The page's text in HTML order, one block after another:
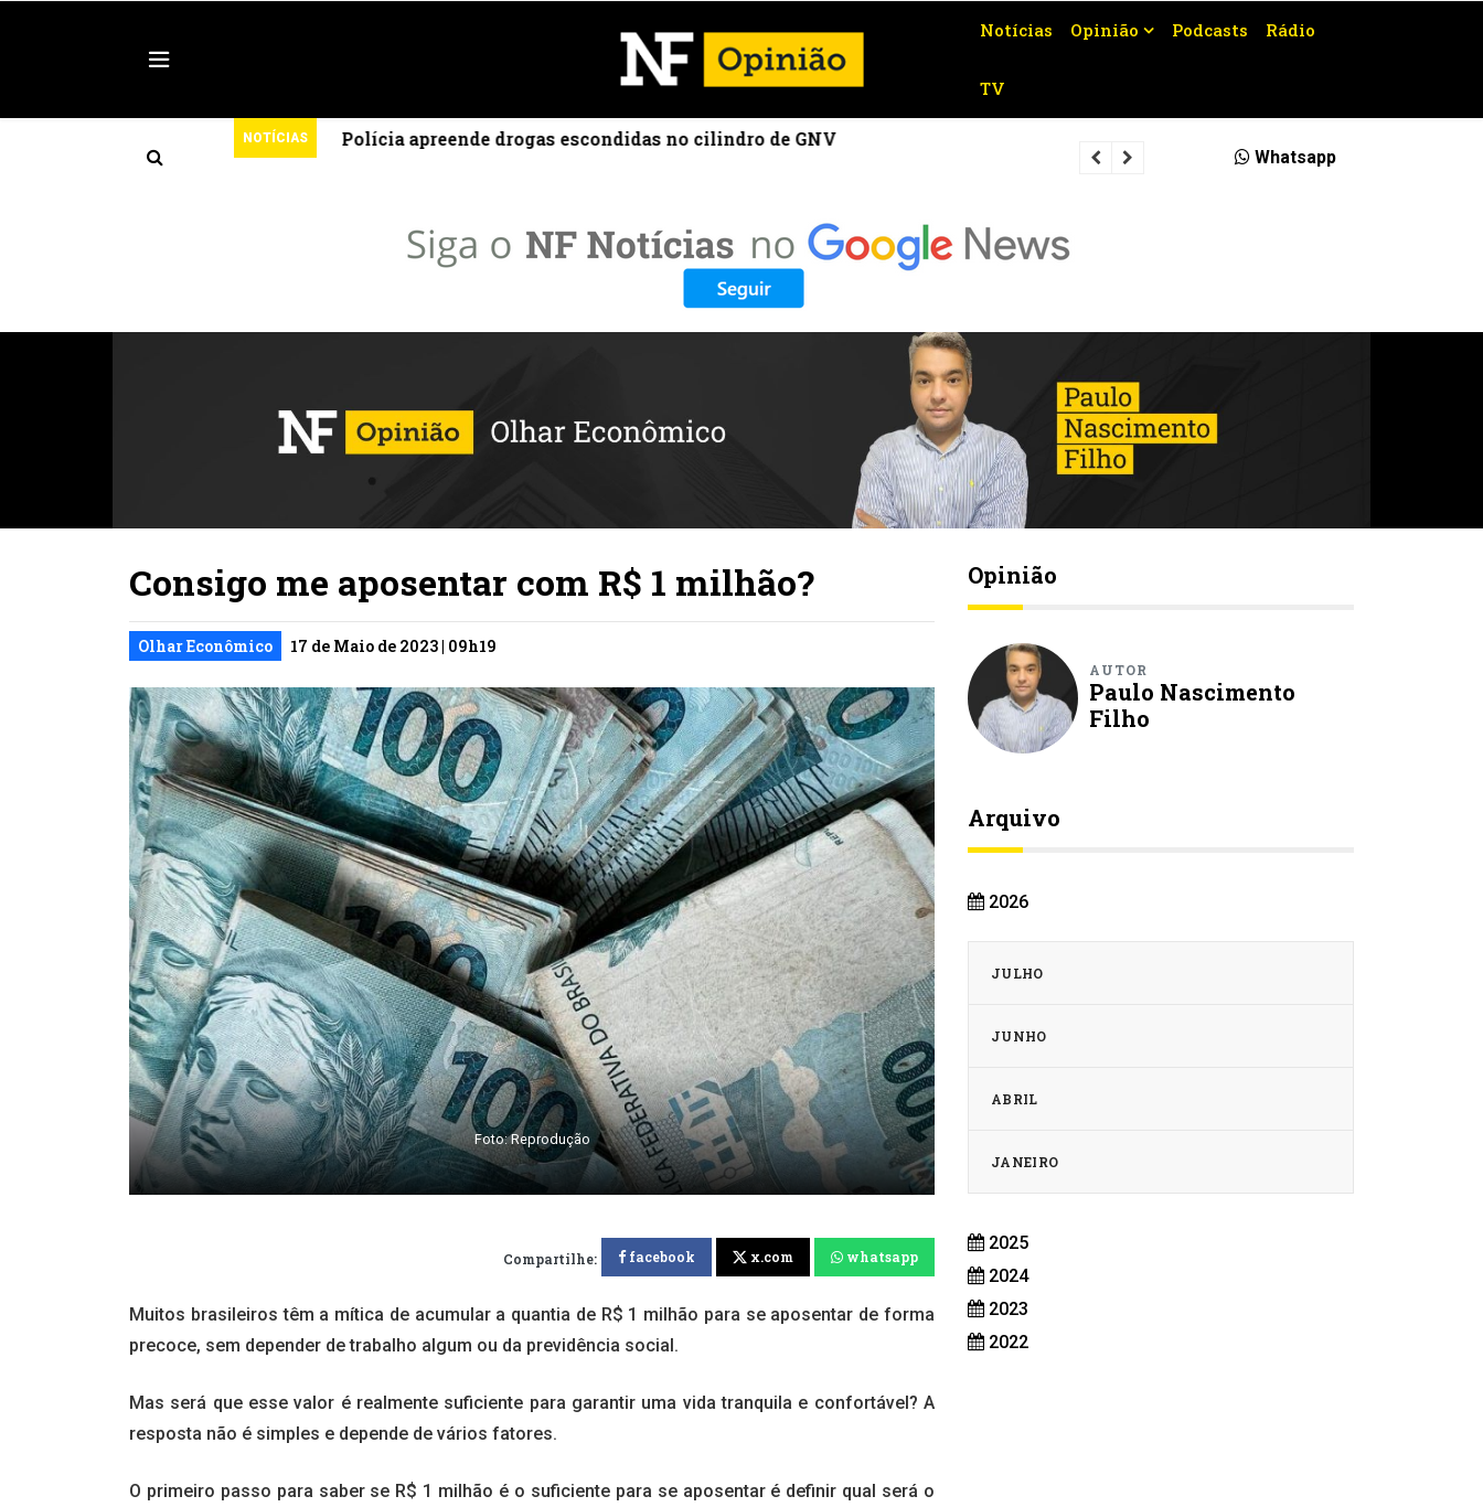
Notícias Opinião Podcasts Rádio
TV
NOTÍCIAS
a ExpoAgro 2026 em Campos Polícia apreende drogas escondidas no cilindro de GNV
Whatsapp
Consigo me aposentar com R$ 1 milhão?
Olhar Econômico 17 de Maio de 2023 | 09h19
Foto: Reprodução
Compartilhe: facebook x.com whatsapp
Muitos brasileiros têm a mítica de acumular a quantia de R$ 1 milhão para se aposentar de forma
precoce, sem depender de trabalho algum ou da previdência social.
Mas será que esse valor é realmente suficiente para garantir uma vida tranquila e confortável? A
resposta não é simples e depende de vários fatores.
O primeiro passo para saber se R$ 1 milhão é o suficiente para se aposentar é definir qual será o
Opinião
AUTOR
Paulo Nascimento
Filho
Arquivo
2026
JULHO
JUNHO
ABRIL
JANEIRO
2025
2024
2023
2022